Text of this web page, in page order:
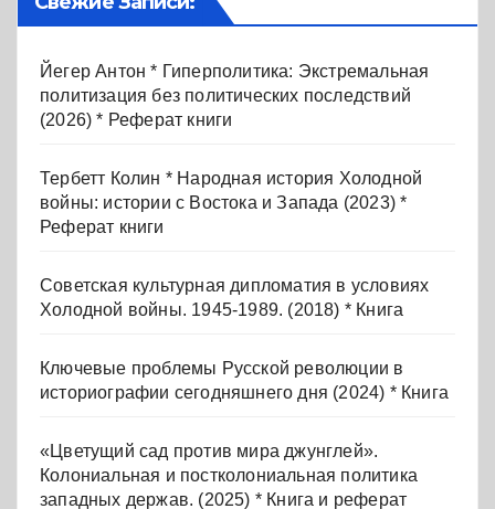
Йегер Антон * Гиперполитика: Экстремальная
политизация без политических последствий
(2026) * Реферат книги
Тербетт Колин * Народная история Холодной
войны: истории с Востока и Запада (2023) *
Реферат книги
Советская культурная дипломатия в условиях
Холодной войны. 1945-1989. (2018) * Книга
Ключевые проблемы Русской революции в
историографии сегодняшнего дня (2024) * Книга
«Цветущий сад против мира джунглей».
Колониальная и постколониальная политика
западных держав. (2025) * Книга и реферат